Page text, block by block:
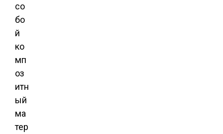
со
бо
й
ко
мп
оз
итн
ый
ма
тер